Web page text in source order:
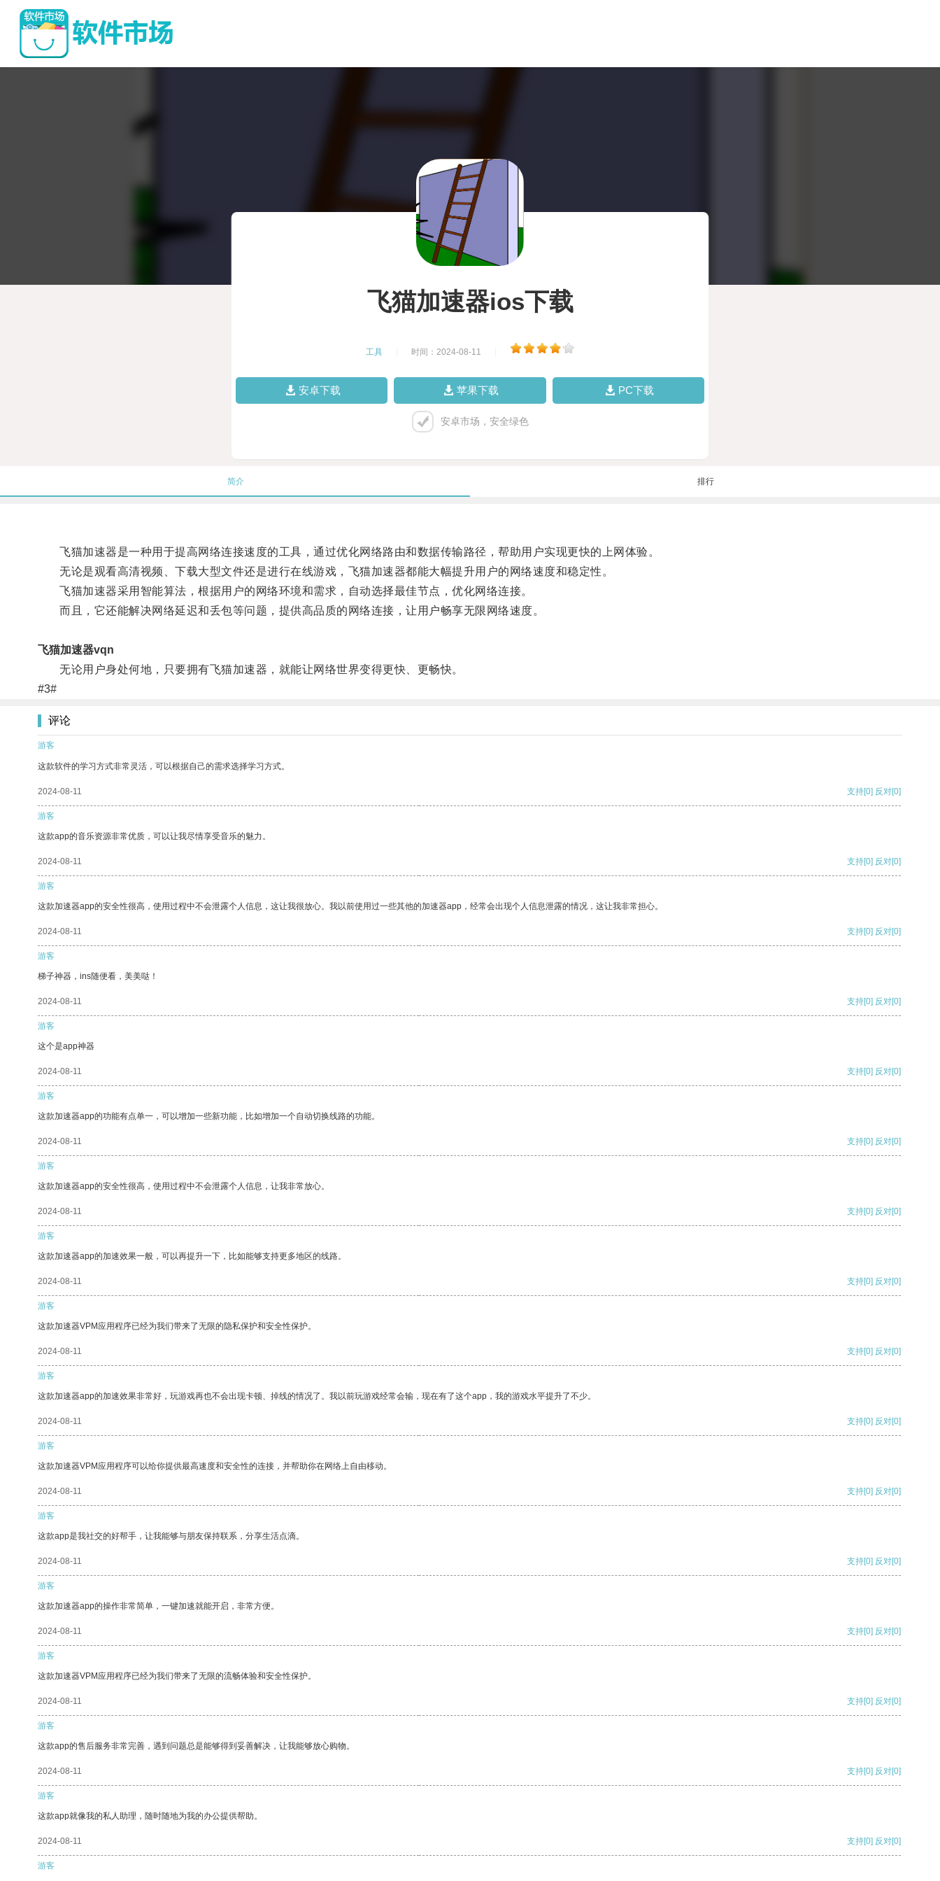
飞猫加速器ios下载
工具 时间：2024-08-11
安卓下载 苹果下载 PC下载
安卓市场，安全绿色
简介 排行
飞猫加速器是一种用于提高网络连接速度的工具，通过优化网络路由和数据传输路径，帮助用户实现更快的上网体验。
无论是观看高清视频、下载大型文件还是进行在线游戏，飞猫加速器都能大幅提升用户的网络速度和稳定性。
飞猫加速器采用智能算法，根据用户的网络环境和需求，自动选择最佳节点，优化网络连接。
而且，它还能解决网络延迟和丢包等问题，提供高品质的网络连接，让用户畅享无限网络速度。
飞猫加速器vqn
无论用户身处何地，只要拥有飞猫加速器，就能让网络世界变得更快、更畅快。
#3#
评论
游客
这款软件的学习方式非常灵活，可以根据自己的需求选择学习方式。
2024-08-11 支持[0] 反对[0]
游客
这款app的音乐资源非常优质，可以让我尽情享受音乐的魅力。
2024-08-11 支持[0] 反对[0]
游客
这款加速器app的安全性很高，使用过程中不会泄露个人信息，这让我很放心。我以前使用过一些其他的加速器app，经常会出现个人信息泄露的情况，这让我非常担心。
2024-08-11 支持[0] 反对[0]
游客
梯子神器，ins随便看，美美哒！
2024-08-11 支持[0] 反对[0]
游客
这个是app神器
2024-08-11 支持[0] 反对[0]
游客
这款加速器app的功能有点单一，可以增加一些新功能，比如增加一个自动切换线路的功能。
2024-08-11 支持[0] 反对[0]
游客
这款加速器app的安全性很高，使用过程中不会泄露个人信息，让我非常放心。
2024-08-11 支持[0] 反对[0]
游客
这款加速器app的加速效果一般，可以再提升一下，比如能够支持更多地区的线路。
2024-08-11 支持[0] 反对[0]
游客
这款加速器VPM应用程序已经为我们带来了无限的隐私保护和安全性保护。
2024-08-11 支持[0] 反对[0]
游客
这款加速器app的加速效果非常好，玩游戏再也不会出现卡顿、掉线的情况了。我以前玩游戏经常会输，现在有了这个app，我的游戏水平提升了不少。
2024-08-11 支持[0] 反对[0]
游客
这款加速器VPM应用程序可以给你提供最高速度和安全性的连接，并帮助你在网络上自由移动。
2024-08-11 支持[0] 反对[0]
游客
这款app是我社交的好帮手，让我能够与朋友保持联系，分享生活点滴。
2024-08-11 支持[0] 反对[0]
游客
这款加速器app的操作非常简单，一键加速就能开启，非常方便。
2024-08-11 支持[0] 反对[0]
游客
这款加速器VPM应用程序已经为我们带来了无限的流畅体验和安全性保护。
2024-08-11 支持[0] 反对[0]
游客
这款app的售后服务非常完善，遇到问题总是能够得到妥善解决，让我能够放心购物。
2024-08-11 支持[0] 反对[0]
游客
这款app就像我的私人助理，随时随地为我的办公提供帮助。
2024-08-11 支持[0] 反对[0]
游客